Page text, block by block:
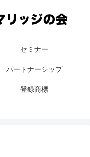
セミナー
パートナーシップ
登録商標